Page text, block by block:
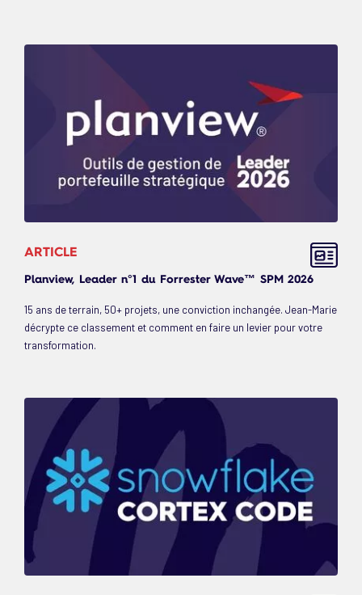
ARTICLE
Planview, Leader n°1 du Forrester Wave™ SPM 2026
15 ans de terrain, 50+ projets, une conviction inchangée. Jean-Marie
décrypte ce classement et comment en faire un levier pour votre
transformation.